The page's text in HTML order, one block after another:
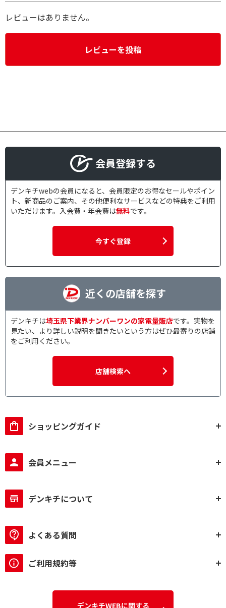
レビューはありません。
レビューを投稿
会員登録する
デンキチwebの会員になると、会員限定のお得なセールやポイン
ト、新商品のご案内、その他便利なサービスなどの特典をご利用
いただけます。入会費・年会費は無料です。
今すぐ登録
近くの店舗を探す
デンキチは埼玉県下業界ナンバーワンの家電量販店です。実物を
見たい、より詳しい説明を聞きたいという方はぜひ最寄りの店舗
をご利用ください。
店舗検索へ
ショッピングガイド
会員メニュー
デンキチについて
よくある質問
ご利用規約等
デンキチWEBに関する